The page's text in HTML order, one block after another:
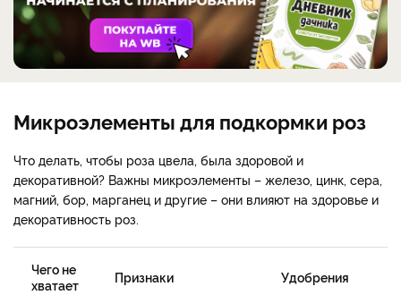
Микроэлементы для подкормки роз
Что делать, чтобы роза цвела, была здоровой и
декоративной? Важны микроэлементы – железо, цинк, сера,
магний, бор, марганец и другие – они влияют на здоровье и
декоративность роз.
Чего не
хватает
Признаки Удобрения